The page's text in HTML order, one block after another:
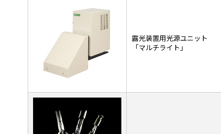
露光装置用光源ユニット
「マルチライト」